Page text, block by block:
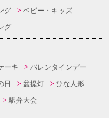
グ
ベビー・キッズ
グ
ーキ
バレンタインデー
日 盆提灯
ひな人形
駅弁大会